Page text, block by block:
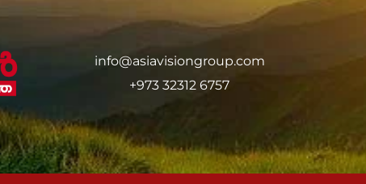
info@asiavisiongroup.com
+973 32312 6757